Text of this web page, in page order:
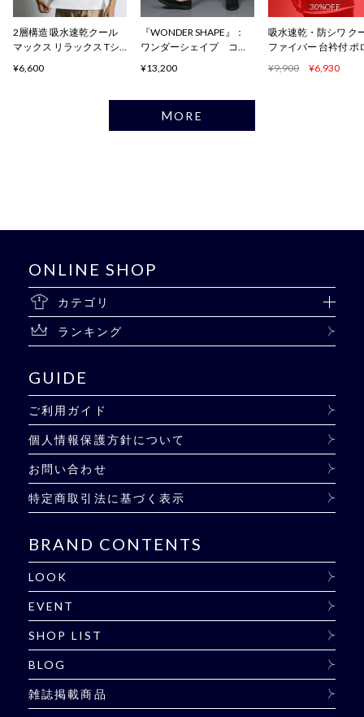
2層構造 吸水速乾クール
マックス リラックス Tシ
¥6,600
『WONDER SHAPE』：
ワンダーシェイプ コン
¥13,200
30%OFF
吸水速乾・防シワ ク
ファイバー 台衿付 ポ
¥9,900 ¥6,930
MORE
ONLINE SHOP
カテゴリ
ランキング
GUIDE
ご利用ガイド
個人情報保護方針について
お問い合わせ
特定商取引法に基づく表示
BRAND CONTENTS
LOOK
EVENT
SHOP LIST
BLOG
雑誌掲載商品